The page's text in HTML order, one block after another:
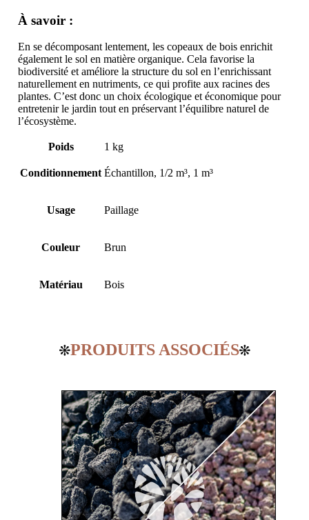
À savoir :
En se décomposant lentement, les copeaux de bois enrichit
également le sol en matière organique. Cela favorise la
biodiversité et améliore la structure du sol en l’enrichissant
naturellement en nutriments, ce qui profite aux racines des
plantes. C’est donc un choix écologique et économique pour
entretenir le jardin tout en préservant l’équilibre naturel de
l’écosystème.
Poids 1 kg
Conditionnement Échantillon, 1/2 m³, 1 m³
Usage Paillage
Couleur Brun
Matériau Bois
PRODUITS ASSOCIÉS